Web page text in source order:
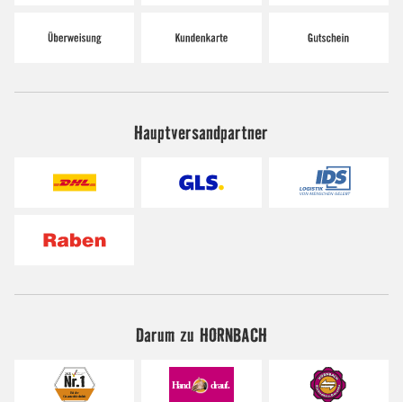
Hauptversandpartner
Darum zu HORNBACH